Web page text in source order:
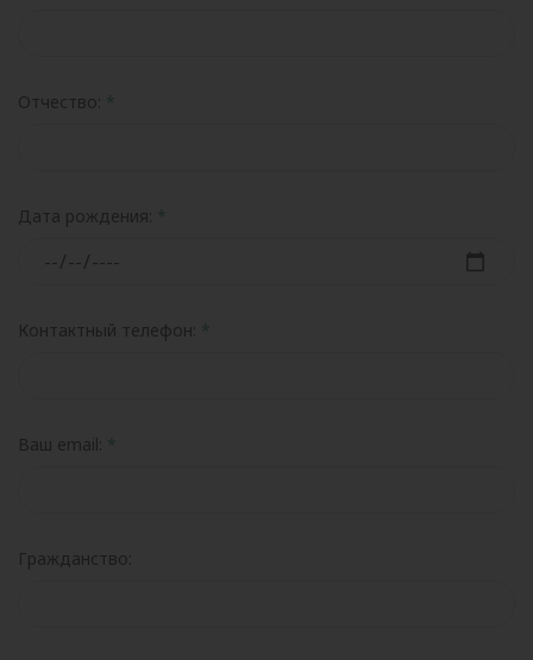
Отчество:
Дата рождения:
Контактный телефон:
Ваш email:
Гражданство: